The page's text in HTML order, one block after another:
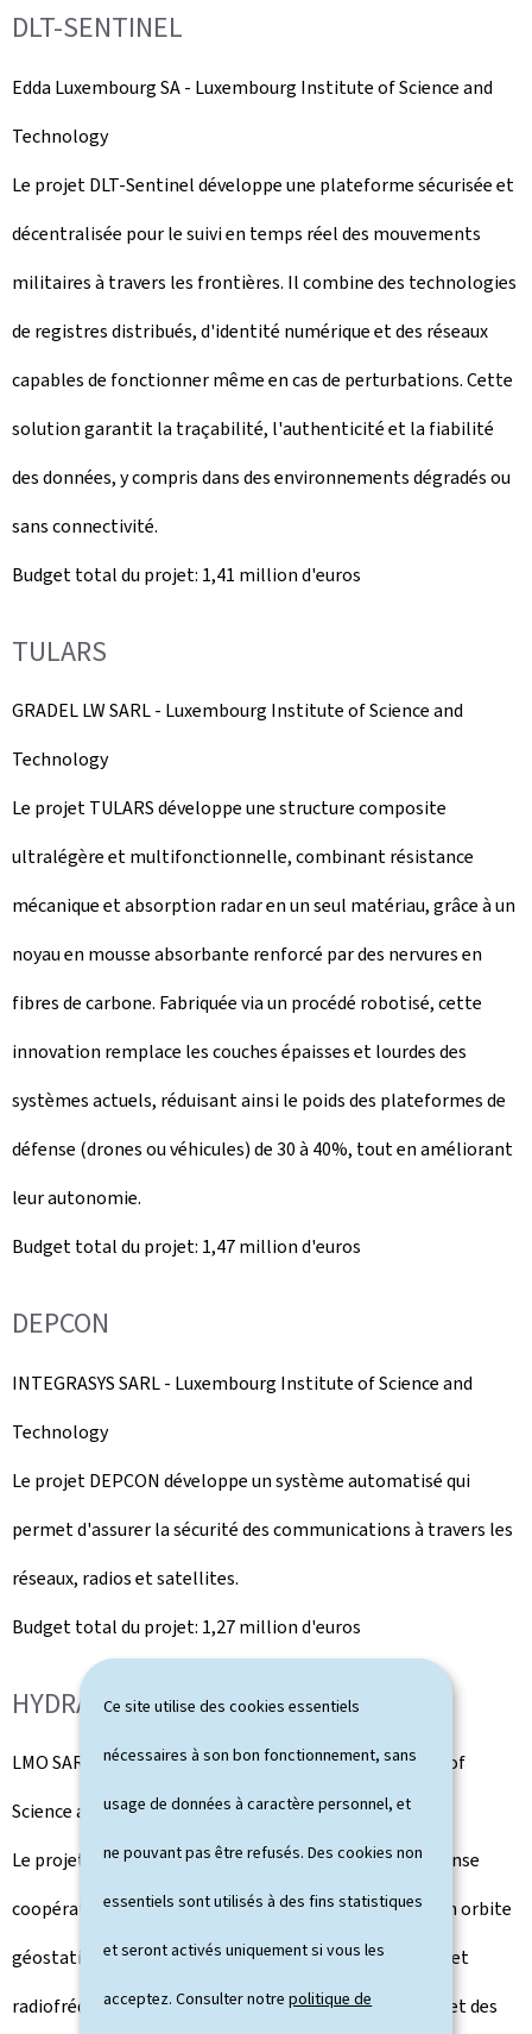
Ce site utilise des cookies essentiels
nécessaires à son bon fonctionnement, sans
usage de données à caractère personnel, et
ne pouvant pas être refusés. Des cookies non
essentiels sont utilisés à des fins statistiques
et seront activés uniquement si vous les
acceptez. Consulter notrepolitique de
DLT-SENTINEL
Edda Luxembourg SA - Luxembourg Institute of Science and
Technology
Le projet DLT-Sentinel développe une plateforme sécurisée et
décentralisée pour le suivi en temps réel des mouvements
militaires à travers les frontières. Il combine des technologies
de registres distribués, d'identité numérique et des réseaux
capables de fonctionner même en cas de perturbations. Cette
solution garantit la traçabilité, l'authenticité et la fiabilité
des données, y compris dans des environnements dégradés ou
sans connectivité.
Budget total du projet: 1,41 million d'euros
TULARS
GRADEL LW SARL - Luxembourg Institute of Science and
Technology
Le projet TULARS développe une structure composite
ultralégère et multifonctionnelle, combinant résistance
mécanique et absorption radar en un seul matériau, grâce à un
noyau en mousse absorbante renforcé par des nervures en
fibres de carbone. Fabriquée via un procédé robotisé, cette
innovation remplace les couches épaisses et lourdes des
systèmes actuels, réduisant ainsi le poids des plateformes de
défense (drones ou véhicules) de 30 à 40%, tout en améliorant
leur autonomie.
Budget total du projet: 1,47 million d'euros
DEPCON
INTEGRASYS SARL - Luxembourg Institute of Science and
Technology
Le projet DEPCON développe un système automatisé qui
permet d'assurer la sécurité des communications à travers les
réseaux, radios et satellites.
Budget total du projet: 1,27 million d'euros
HYDRA
LMO SARL, INTEGRASYS SARL - Luxembourg Institute of
Science and Technology
Le projet HYDRA développe un système spatial de défense
coopératif pour protéger les satellites stratégiques en orbite
géostationnaire, en combinant des capteurs optiques et
radiofréquences, un traitement embarqué intelligent et des